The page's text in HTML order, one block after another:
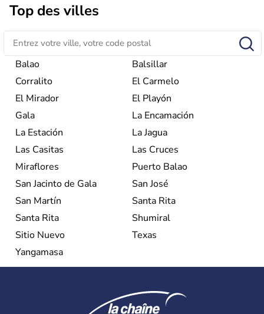
Top des villes
Balao
Balsillar
Corralito
El Carmelo
El Mirador
El Playón
Gala
La Encamación
La Estación
La Jagua
Las Casitas
Las Cruces
Miraflores
Puerto Balao
San Jacinto de Gala
San José
San Martín
Santa Rita
Santa Rita
Shumiral
Sitio Nuevo
Texas
Yangamasa